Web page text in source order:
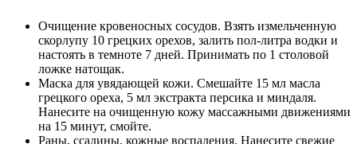
Очищение кровеносных сосудов. Взять измельченную
скорлупу 10 грецких орехов, залить пол-литра водки и
настоять в темноте 7 дней. Принимать по 1 столовой
ложке натощак.
Маска для увядающей кожи. Смешайте 15 мл масла
грецкого ореха, 5 мл экстракта персика и миндаля.
Нанесите на очищенную кожу массажными движениями
на 15 минут, смойте.
Раны, ссадины, кожные воспаления. Нанесите свежие